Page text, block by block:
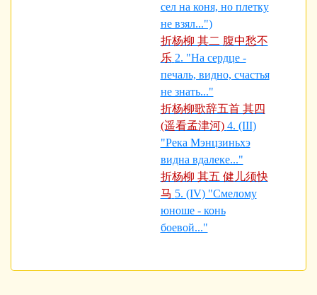
сел на коня, но плетку
не взял...")
折杨柳 其二 腹中愁不
乐 2. "На сердце -
печаль, видно, счастья
не знать..."
折杨柳歌辞五首 其四
(遥看孟津河) 4. (III)
"Река Мэнцзиньхэ
видна вдалеке..."
折杨柳 其五 健儿须快
马 5. (IV) "Смелому
юноше - конь
боевой..."